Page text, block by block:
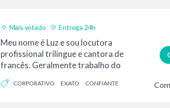
Mais votado
Entrega 24h
Bom valor
Meu nome é Luz e sou locutora
profissional trilingue e cantora de
francês. Geralmente trabalho do
CORPORATIVO EXATO CONFIANTE